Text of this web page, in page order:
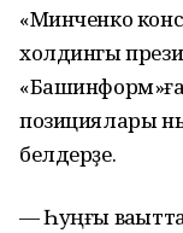
«Минченко
холдингы
позициялары
белдерҙе.
— Һуңғы